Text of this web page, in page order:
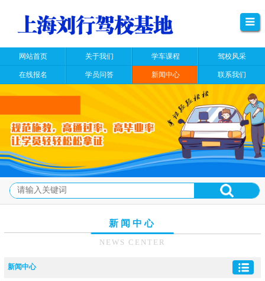
网站首页 关于我们 学车课程 驾校风采
在线报名 学员问答 新闻中心 联系我们
新闻中心
NEWS CENTER
新闻中心